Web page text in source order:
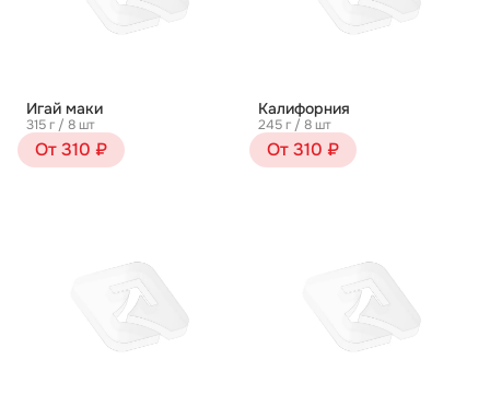
Игай маки
315 г / 8 шт
От 310 ₽
Калифорния
245 г / 8 шт
От 310 ₽